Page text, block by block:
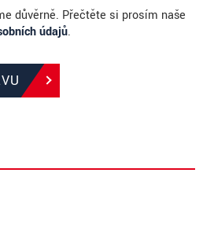
důvěrně. Přečtěte si prosím naše
údajů.